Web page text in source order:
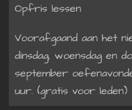
Opfris lessen
Voorafgaand aan het
dinsdag, woensdag en
september
uur. (gratis voor leden)